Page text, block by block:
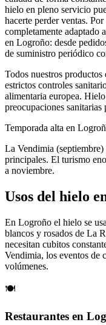
hielo en pleno servicio
hacerte perder ventas.
completamente adaptado
en Logroño: desde
de suministro periódico
Todos nuestros
estrictos controles
alimentaria europea.
preocupaciones
Temporada alta en
La Vendimia
principales. El turismo
a noviembre.
Usos del hielo
En Logroño el hielo se
blancos y rosados de La
necesitan cubitos
Vendimia, los eventos de
volúmenes.
🍽️
Restaurantes en